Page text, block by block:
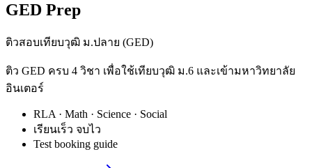
GED Prep
ติวสอบเทียบวุฒิ ม.ปลาย (GED)
ติว GED ครบ 4 วิชา เพื่อใช้เทียบวุฒิ ม.6 และเข้ามหาวิทยาลัย
อินเตอร์
RLA · Math · Science · Social
เรียนเร็ว จบไว
Test booking guide